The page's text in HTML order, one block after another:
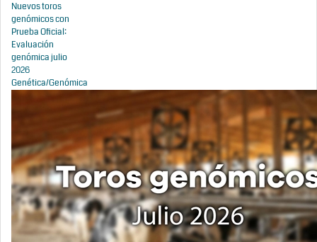
Nuevos toros
genómicos con
Prueba Oficial:
Evaluación
genómica julio
2026
Genética/Genómica